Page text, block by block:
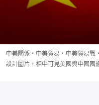
中美關係・中美貿易・中美貿易
設計圖片，相中可見美國與中國國